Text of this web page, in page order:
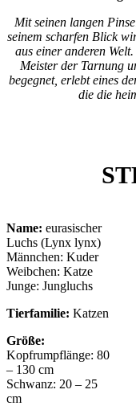
Mit seinen langen
seinem scharfen Blick
aus einer anderen
Meister der Tarnung
begegnet, erlebt eines
die die
Name: eurasischer
Luchs (Lynx lynx)
Männchen: Kuder
Weibchen: Katze
Junge: Jungluchs
Tierfamilie: Katzen
Größe:
Kopfrumpflänge: 80
– 130 cm
Schwanz: 20 – 25
cm